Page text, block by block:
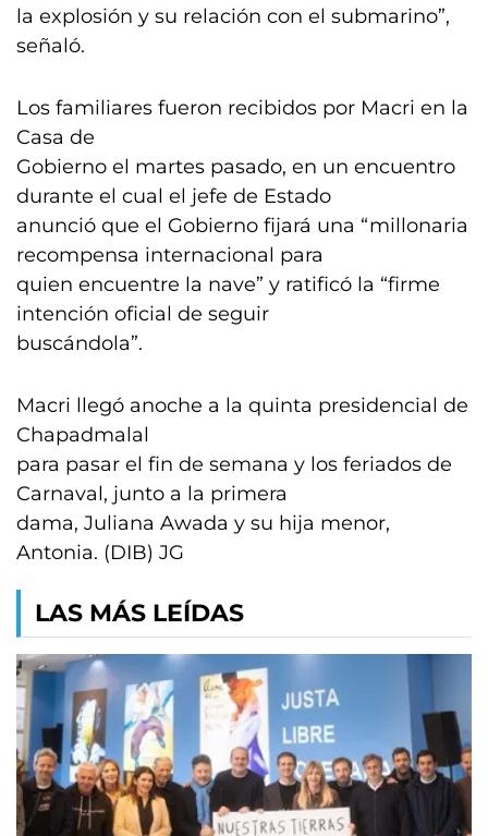
la explosión y su relación con el submarino”,
señaló.
Los familiares fueron recibidos por Macri en la
Casa de
Gobierno el martes pasado, en un encuentro
durante el cual el jefe de Estado
anunció que el Gobierno fijará una “millonaria
recompensa internacional para
quien encuentre la nave” y ratificó la “firme
intención oficial de seguir
buscándola”.
Macri llegó anoche a la quinta presidencial de
Chapadmalal
para pasar el fin de semana y los feriados de
Carnaval, junto a la primera
dama, Juliana Awada y su hija menor,
Antonia. (DIB) JG
LAS MÁS LEÍDAS